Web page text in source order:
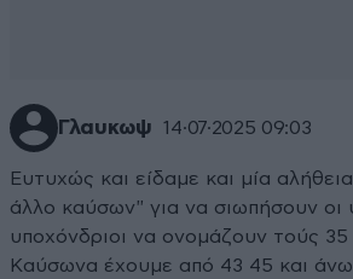
Γλαυκωψ 14·07·2025 09:03
Ευτυχώς και είδαμε και μία
άλλο καύσων" για να σιωπήσουν οι
υποχόνδριοι να ονομάζουν τούς
Καύσωνα έχουμε από 43 45 και άνω